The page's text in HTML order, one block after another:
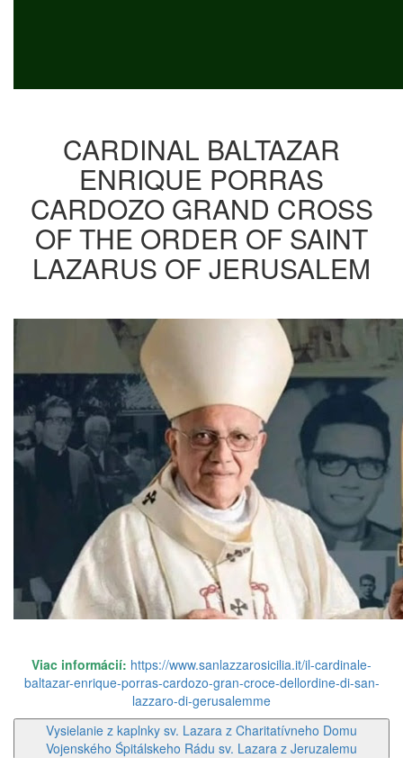
CARDINAL BALTAZAR
ENRIQUE PORRAS
CARDOZO GRAND CROSS
OF THE ORDER OF SAINT
LAZARUS OF JERUSALEM
Viac informácií: https://www.sanlazzarosicilia.it/il-cardinale-
baltazar-enrique-porras-cardozo-gran-croce-dellordine-di-san-
lazzaro-di-gerusalemme
Vysielanie z kaplnky sv. Lazara z Charitatívneho Domu
Vojenského Śpitálskeho Rádu sv. Lazara z Jeruzalemu